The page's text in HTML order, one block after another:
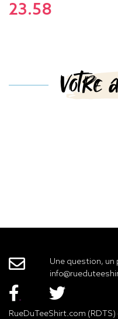
23.58
Votre
Une question, un
RueDuTeeShirt.com